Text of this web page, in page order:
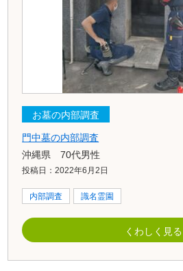
お墓の内部調査
門中墓の内部調査
沖縄県 70代男性
投稿日：2022年6月2日
内部調査 識名霊園
くわしく見る